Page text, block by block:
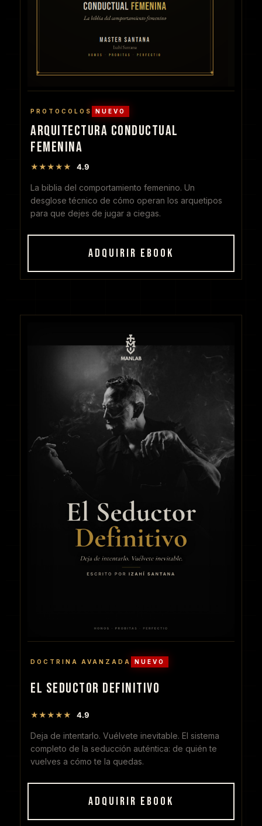
PROTOCOLOS NUEVO
ARQUITECTURA CONDUCTUAL
FEMENINA
★★★★★ 4.9
La biblia del comportamiento femenino. Un
desglose técnico de cómo operan los arquetipos
para que dejes de jugar a ciegas.
ADQUIRIR EBOOK
DOCTRINA AVANZADA NUEVO
EL SEDUCTOR DEFINITIVO
★★★★★ 4.9
Deja de intentarlo. Vuélvete inevitable. El sistema
completo de la seducción auténtica: de quién te
vuelves a cómo te la quedas.
ADQUIRIR EBOOK